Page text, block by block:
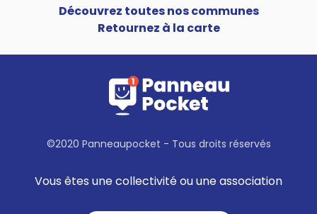
Découvrez toutes nos communes
Retournez à la carte
©2020 Panneaupocket - Tous droits réservés
Vous êtes une collectivité ou une association